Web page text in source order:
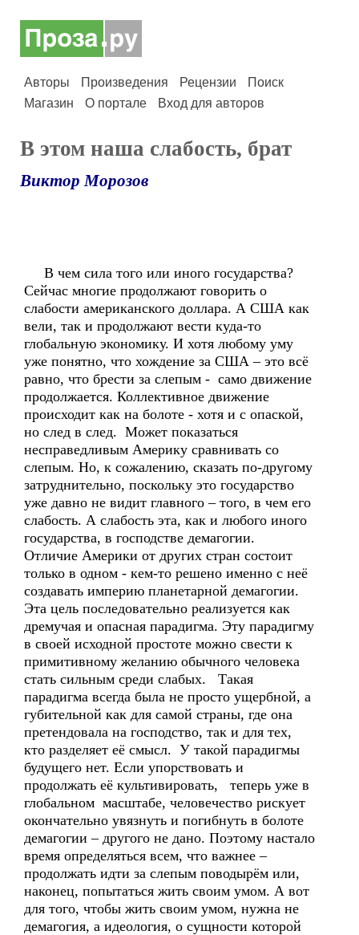
Авторы Произведения Рецензии
Поиск
Магазин
О портале Вход для авторов
В этом наша слабость, брат
Виктор Морозов
В чем сила того или иного государства?
Сейчас многие продолжают говорить о
слабости американского доллара. А США как
вели, так и продолжают вести куда-то
глобальную экономику. И хотя любому уму
уже понятно, что хождение за США – это всё
равно, что брести за слепым - само движение
продолжается. Коллективное движение
происходит как на болоте - хотя и с опаской,
но след в след. Может показаться
несправедливым Америку сравнивать со
слепым. Но, к сожалению, сказать по-другому
затруднительно, поскольку это государство
уже давно не видит главного – того, в чем его
слабость. А слабость эта, как и любого иного
государства, в господстве демагогии.
Отличие Америки от других стран состоит
только в одном - кем-то решено именно с неё
создавать империю планетарной демагогии.
Эта цель последовательно реализуется как
дремучая и опасная парадигма. Эту парадигму
в своей исходной простоте можно свести к
примитивному желанию обычного человека
стать сильным среди слабых. Такая
парадигма всегда была не просто ущербной, а
губительной как для самой страны, где она
претендовала на господство, так и для тех,
кто разделяет её смысл. У такой парадигмы
будущего нет. Если упорствовать и
продолжать её культивировать, теперь уже в
глобальном масштабе, человечество рискует
окончательно увязнуть и погибнуть в болоте
демагогии – другого не дано. Поэтому настало
время определяться всем, что важнее –
продолжать идти за слепым поводырём или,
наконец, попытаться жить своим умом. А вот
для того, чтобы жить своим умом, нужна не
демагогия, а идеология, о сущности которой